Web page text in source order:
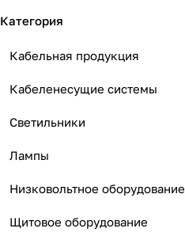
Категория
Кабельная продукция
Кабеленесущие системы
Светильники
Лампы
Низковольтное оборудование
Щитовое оборудование